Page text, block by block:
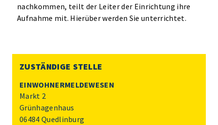
nachkommen, teilt der Leiter der Einrichtung ihre
Aufnahme mit. Hierüber werden Sie unterrichtet.
ZUSTÄNDIGE STELLE
EINWOHNERMELDEWESEN
Markt 2
Grünhagenhaus
06484 Quedlinburg